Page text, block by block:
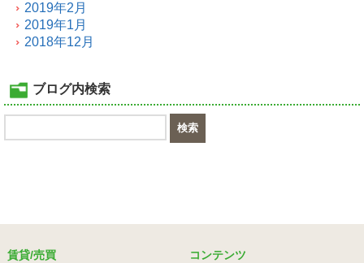
2019年2月
2019年1月
2018年12月
ブログ内検索
賃貸/売買 コンテンツ